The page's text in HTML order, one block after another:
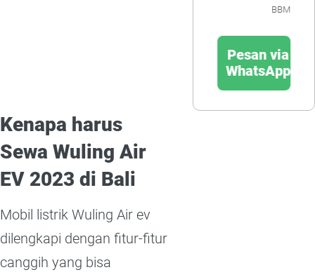
BBM
Pesan via
WhatsApp
Kenapa harus
Sewa Wuling Air
EV 2023 di Bali
Mobil listrik Wuling Air ev
dilengkapi dengan fitur-fitur
canggih yang bisa